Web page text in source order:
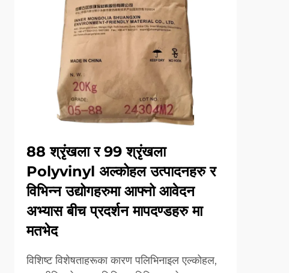
88 श्रृंखला र 99 श्रृंखला
Polyvinyl अल्कोहल उत्पादनहरु र
विभिन्न उद्योगहरुमा आफ्नो आवेदन
अभ्यास बीच प्रदर्शन मापदण्डहरु मा
मतभेद
विशिष्ट विशेषताहरूका कारण पलिभिनाइल एल्कोहल,